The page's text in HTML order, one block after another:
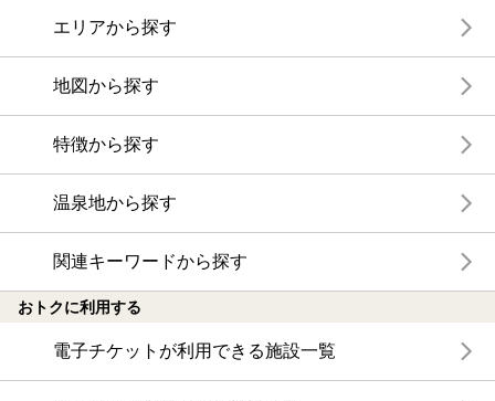
エリアから探す
地図から探す
特徴から探す
温泉地から探す
関連キーワードから探す
おトクに利用する
電子チケットが利用できる施設一覧